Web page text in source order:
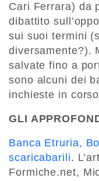
Cari Ferrara) da
dibattito
sui suoi termini
diversamente?).
salvate fino a
sono alcuni dei
inchieste in
GLI
Banca Etruria,
scaricabarili.
Formiche.net,